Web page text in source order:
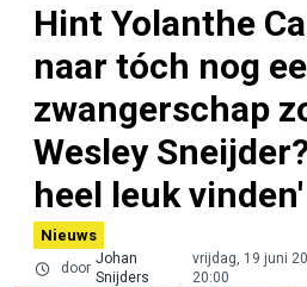
Hint Yolanthe
naar tóch nog
zwangerschap
Wesley
heel leuk vinden'
Nieuws
door
Johan
Snijders
vrijdag, 19 juni
20:00